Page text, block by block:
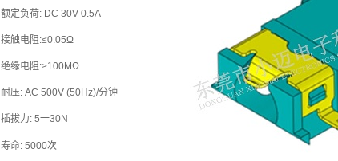
额定负荷: DC 30V 0.5A
接触电阻:≤0.05Ω
绝缘电阻:≥100MΩ
耐压: AC 500V (50Hz)/分钟
插拔力: 5一30N
寿命: 5000次